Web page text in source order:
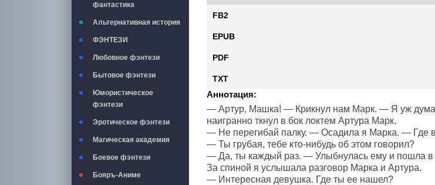
фантастика
Альтернативная история
ФЭНТЕЗИ
Любовное фэнтези
Бытовое фэнтези
Юмористическое
фэнтези
Эротическое фэнтези
Магическая академия
Боевое фэнтези
Бояръ-Аниме
FB2
EPUB
PDF
TXT
Аннотация:
— Артур, Машка! — Крикнул нам Марк. — Я уж
наигранно ткнул в бок локтем Артура Марк.
— Не перегибай палку. — Осадила я Марка. — Где
— Ты грубая, тебе кто-нибудь об этом говорил?
— Да, ты каждый раз. — Улыбнулась ему и пошла в
За спиной я услышала разговор Марка и Артура.
— Интересная девушка. Где ты ее нашел?